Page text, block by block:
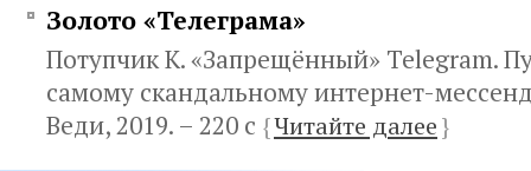
Золото «Телеграма»
Потупчик К. «Запрещённый» Telegram.
самому скандальному интернет-
Веди, 2019. – 220 с {Читайте далее}